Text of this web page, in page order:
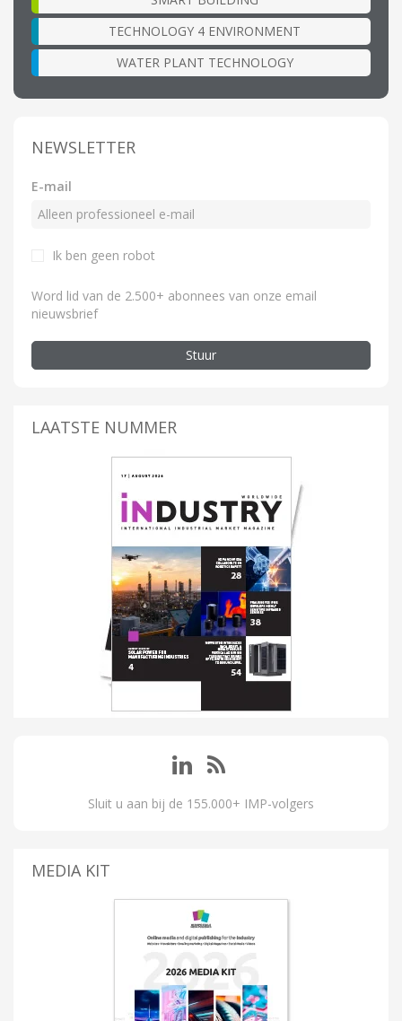
TECHNOLOGY 4 ENVIRONMENT
WATER PLANT TECHNOLOGY
NEWSLETTER
E-mail
Ik ben geen robot
Word lid van de 2.500+ abonnees van onze email
nieuwsbrief
Stuur
LAATSTE NUMMER
Sluit u aan bij de 155.000+ IMP-volgers
MEDIA KIT